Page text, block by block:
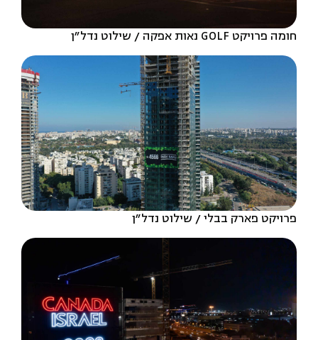
חומה פרויקט GOLF נאות אפקה שילוט נדל״ן
פרויקט פארק בבלי שילוט נדל״ן